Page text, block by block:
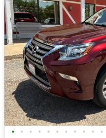
• • • • • • • • • • •